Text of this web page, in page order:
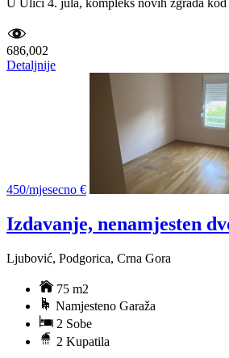
686,002
Detaljnije
450/mjesecno €
Izdavanje, nenamjesten
Ljubović, Podgorica, Crna Gora
75 m2
Namjesteno Garaža
2 Sobe
2 Kupatila